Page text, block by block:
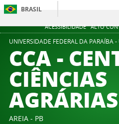
ACESSIBILIDADE ALTO
BRASIL
UNIVERSIDADE FEDERAL DA PARAÍBA -
CCA -
CIÊNCIAS
AGRÁRIAS
AREIA - PB